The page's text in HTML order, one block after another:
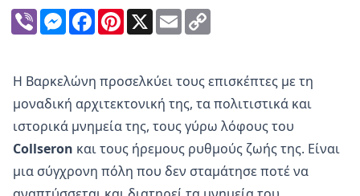
ViberMessenger
FacebookPinterest
X Email
Η Βαρκελώνη προσελκύει τους επισκέπτες με τη
μοναδική αρχιτεκτονική της, τα πολιτιστικά και
ιστορικά μνημεία της, τους γύρω λόφους του
Collseron και τους ήρεμους ρυθμούς ζωής της. Είναι
μια σύγχρονη πόλη που δεν σταμάτησε ποτέ να